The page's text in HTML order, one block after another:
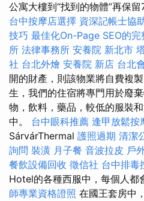
公寓大樓到“找到的物體”再保留
台中按摩店選擇 資深記帳士協
技巧 最佳化On-Page SEO的完
所 法律事務所 安養院 新北市
社 台北外燴 安養院 新店 台北
開的財產，則該物業將自費複
生，我們的住宿將專門用於廢
物，飲料，藥品，較低的服裝
中。 台中眼科推薦 逢甲放鬆按
SárvárThermal 護照過期 清潔
詢問 裝潢 月子餐 音波拉皮 戶
餐飲設備回收 徵信社 台中排毒
Hotel的各種西服中，每個人都
師專業資格證照 在國王套房中